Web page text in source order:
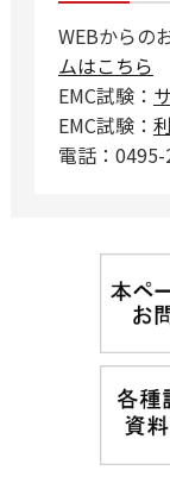
WEBからの
ムはこちら
EMC試験：
EMC試験：
電話：